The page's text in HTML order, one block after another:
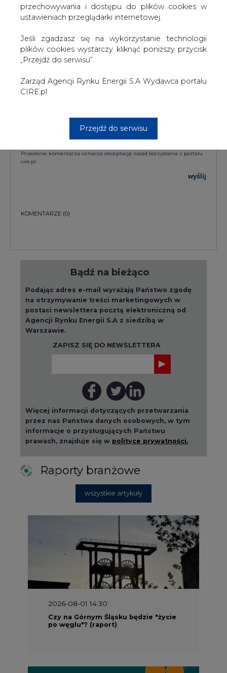
przechowywania i dostępu do plików cookies w
ustawieniach przeglądarki internetowej.
Jeśli zgadzasz się na wykorzystanie technologii
plików cookies wystarczy kliknąć poniższy przycisk
„Przejdź do serwisu”.
Zarząd Agencji Rynku Energii S.A Wydawca portalu
CIRE.pl
Przejdź do serwisu
TREŚĆ KOMENTARZA
Przesłanie komentarza oznacza akceptację zasad korzystania z portalu
cire.pl
wyślij
KOMENTARZE (0)
Bądź na bieżąco
Podając adres e-mail wyrażają Państwo zgodę
na otrzymywanie treści marketingowych w
postaci newslettera pocztą elektroniczną od
Agencji Rynku Energii S.A z siedzibą w
Warszawie.
ZAPISZ SIĘ DO NEWSLETTERA
Więcej informacji dotyczących przetwarzania
przez nas Państwa danych osobowych, w tym
informacje o przysługujących Państwu
prawach, znajduje się w polityce prywatności.
Raporty branżowe
wszystkie artykuły
2026-08-01 14:30
Czy na Górnym Śląsku będzie "życie
po węglu"? (raport)